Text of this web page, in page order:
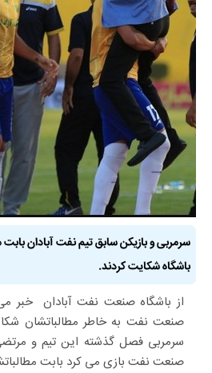
سرمربی و بازیکن سابق تیم نفت آبادان بابت
باشگاه شکایت کردند.
از باشگاه صنعت نفت آبادان خبر
صنعت نفت به خاطر مطالباتشان
سرمربی فصل گذشته این تیم و
صنعت نفت بازی می کرد بابت